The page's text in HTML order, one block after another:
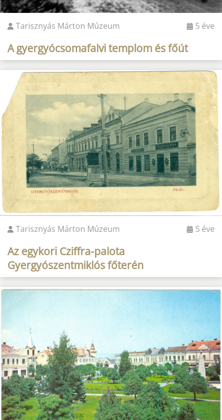
Tarisznyás Márton Múzeum 5 éve
A gyergyócsomafalvi templom és főút
Tarisznyás Márton Múzeum 5 éve
Az egykori Cziffra-palota
Gyergyószentmiklós főterén